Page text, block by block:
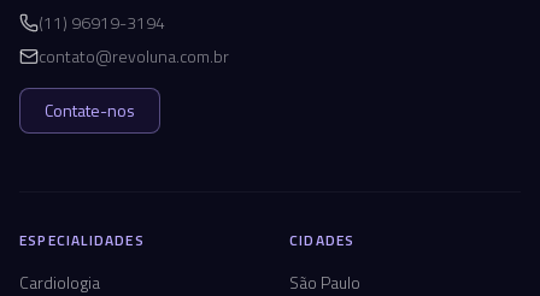
(11) 96919-3194
contato@revoluna.com.br
Contate-nos
ESPECIALIDADES
Cardiologia
CIDADES
São Paulo